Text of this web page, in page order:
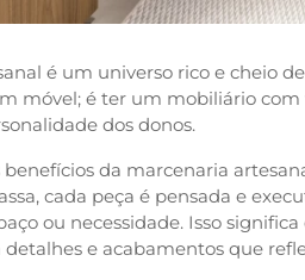
é um universo rico e cheio
móvel; é ter um mobiliário
dos donos.
da marcenaria
cada peça é pensada e
ou necessidade. Isso
e acabamentos que